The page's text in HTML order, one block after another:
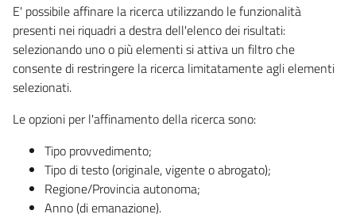
E' possibile affinare la ricerca utilizzando le funzionalità
presenti nei riquadri a destra dell'elenco dei risultati:
selezionando uno o più elementi si attiva un filtro che
consente di restringere la ricerca limitatamente agli elementi
selezionati.
Le opzioni per l'affinamento della ricerca sono:
Tipo provvedimento;
Tipo di testo (originale, vigente o abrogato);
Regione/Provincia autonoma;
Anno (di emanazione).